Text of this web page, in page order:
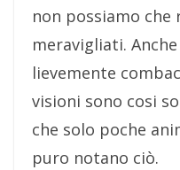
non possiamo che
meravigliati.
lievemente
visioni sono cosi
che solo poche
puro notano ciò.